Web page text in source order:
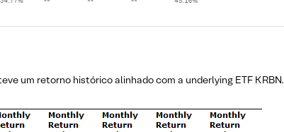
um retorno histórico alinhado com a underlying ETF KRBN.